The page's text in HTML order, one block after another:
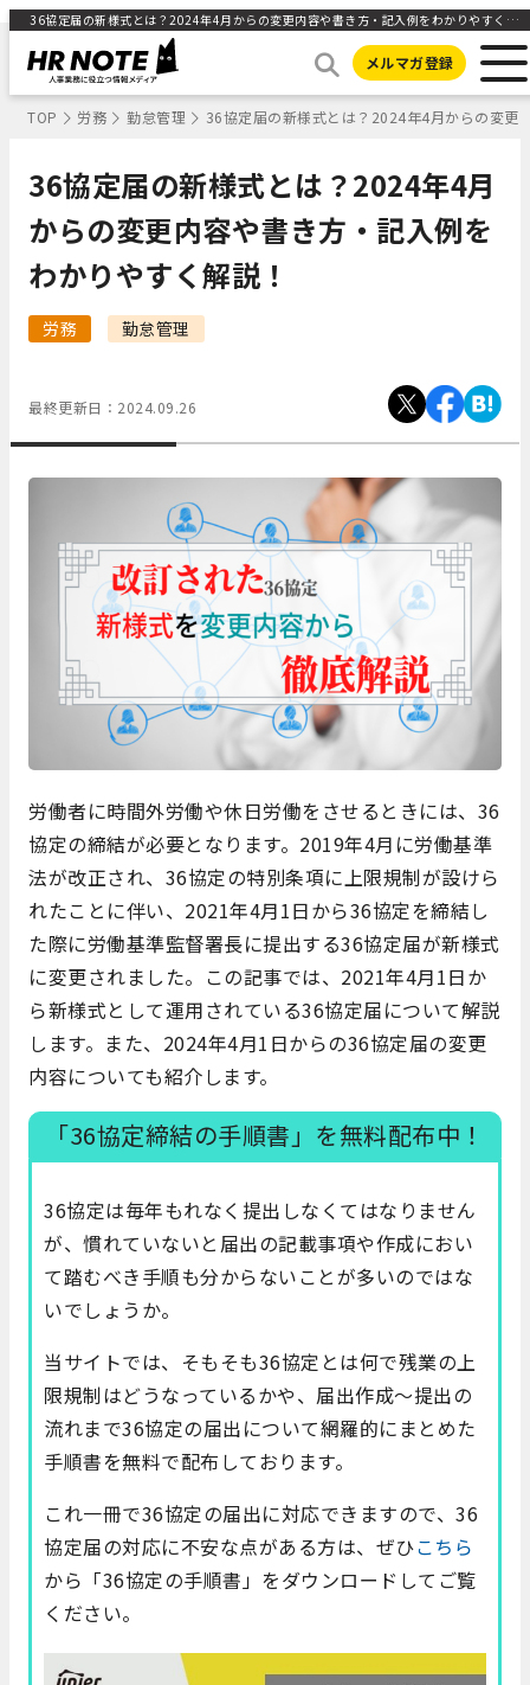
36協定届の新様式とは？2024年4月からの変更内容や書き方・記入例をわかりやすく解説！ ｜HR NOTE
メルマガ登録
TOP 労務 勤怠管理 36協定届の新様式とは？2024年4月からの変更
36協定届の新様式とは？2024年4月
からの変更内容や書き方・記入例を
わかりやすく解説！
労務 勤怠管理
最終更新日： 2024.09.26
労働者に時間外労働や休日労働をさせるときには、36
協定の締結が必要となります。2019年4月に労働基準
法が改正され、36協定の特別条項に上限規制が設けら
れたことに伴い、2021年4月1日から36協定を締結し
た際に労働基準監督署長に提出する36協定届が新様式
に変更されました。この記事では、2021年4月1日か
ら新様式として運用されている36協定届について解説
します。また、2024年4月1日からの36協定届の変更
内容についても紹介します。
「36協定締結の手順書」を無料配布中！
36協定は毎年もれなく提出しなくてはなりません
が、慣れていないと届出の記載事項や作成におい
て踏むべき手順も分からないことが多いのではな
いでしょうか。
当サイトでは、そもそも36協定とは何で残業の上
限規制はどうなっているかや、届出作成～提出の
流れまで36協定の届出について網羅的にまとめた
手順書を無料で配布しております。
これ一冊で36協定の届出に対応できますので、36
協定届の対応に不安な点がある方は、ぜひこちら
から「36協定の手順書」をダウンロードしてご覧
ください。